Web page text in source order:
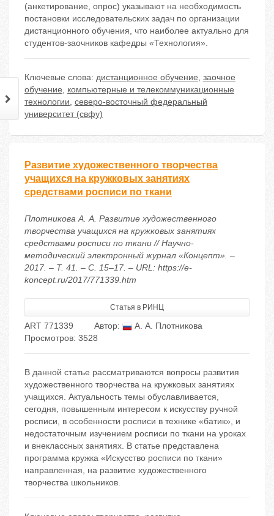
(анкетирование, опрос) указывают на необходимость
постановки исследовательских задач по организации
дистанционного обучения, что наиболее актуально для
студентов-заочников кафедры «Технология».
Ключевые слова: дистанционное обучение, заочное
обучение, компьютерные и телекоммуникационные
технологии, северо-восточный федеральный
университет (свфу)
Развитие художественного творчества
учащихся на кружковых занятиях
средствами росписи по ткани
Плотникова А. А. Развитие художественного
творчества учащихся на кружковых занятиях
средствами росписи по ткани // Научно-
методический электронный журнал «Концепт». –
2017. – Т. 41. – С. 15–17. – URL: https://e-
koncept.ru/2017/771339.htm
Статья в РИНЦ
ART 771339 Автор:
А. А. Плотникова
Просмотров: 3528
В данной статье рассматриваются вопросы развития
художественного творчества на кружковых занятиях
учащихся. Актуальность темы обуславливается,
сегодня, повышенным интересом к искусству ручной
росписи, в особенности росписи в технике «батик», и
недостаточным изучением росписи по ткани на уроках
и внеклассных занятиях. В статье представлена
программа кружка «Искусство росписи по ткани»
направленная, на развитие художественного
творчества школьников.